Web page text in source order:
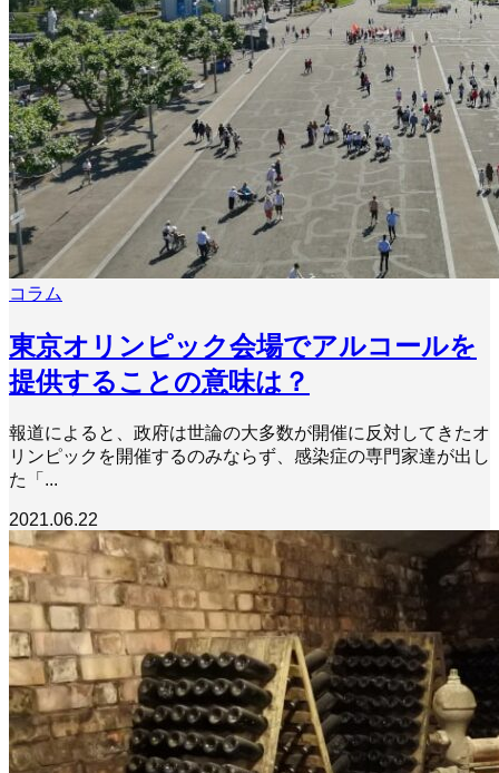
コラム
東京オリンピック会場でアルコールを
提供することの意味は？
報道によると、政府は世論の大多数が開催に反対してきたオ
リンピックを開催するのみならず、感染症の専門家達が出し
た「...
2021.06.22